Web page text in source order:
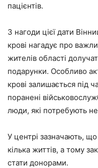
пацієнтів.
З нагоди цієї дати
крові нагадує про
жителів області
подарунки. Особливо
крові залишається під
поранені
люди, які потребують
У центрі зазначають,
кілька життів, а тому
стати донорами.